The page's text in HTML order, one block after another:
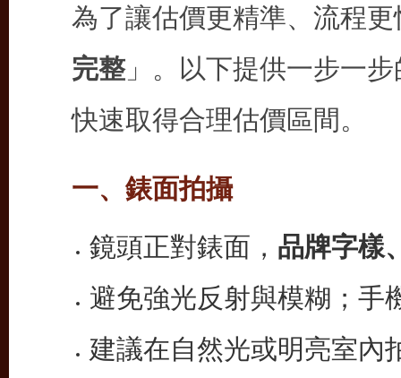
為了讓估價更精準、流程
完整」。以下提供一步一
快速取得合理估價區間。
一、錶面拍攝
鏡頭正對錶面， 品牌字樣
避免強光反射與模糊；手
建議在自然光或明亮室內